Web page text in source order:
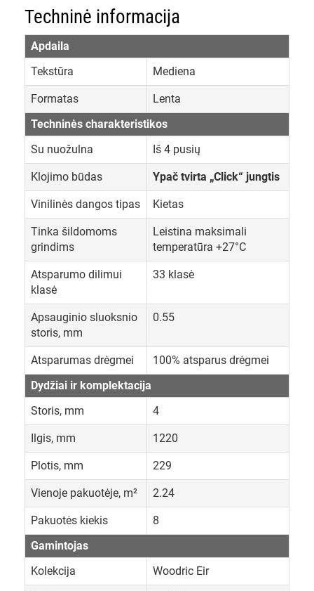
Techninė informacija
Apdaila
Tekstūra
Mediena
Formatas
Lenta
Techninės charakteristikos
Su nuožulna
Iš 4 pusių
Klojimo būdas Ypač tvirta „Click“ jungtis
Vinilinės dangos tipas Kietas
Tinka šildomoms
grindims
Leistina maksimali
temperatūra +27°C
Atsparumo dilimui
klasė
33 klasė
Apsauginio sluoksnio
storis, mm
0.55
Atsparumas drėgmei
100% atsparus drėgmei
Dydžiai ir komplektacija
Storis, mm
4
Ilgis, mm 1220
Plotis, mm 229
Vienoje pakuotėje, m² 2.24
Pakuotės kiekis
8
Gamintojas
Kolekcija
Woodric Eir